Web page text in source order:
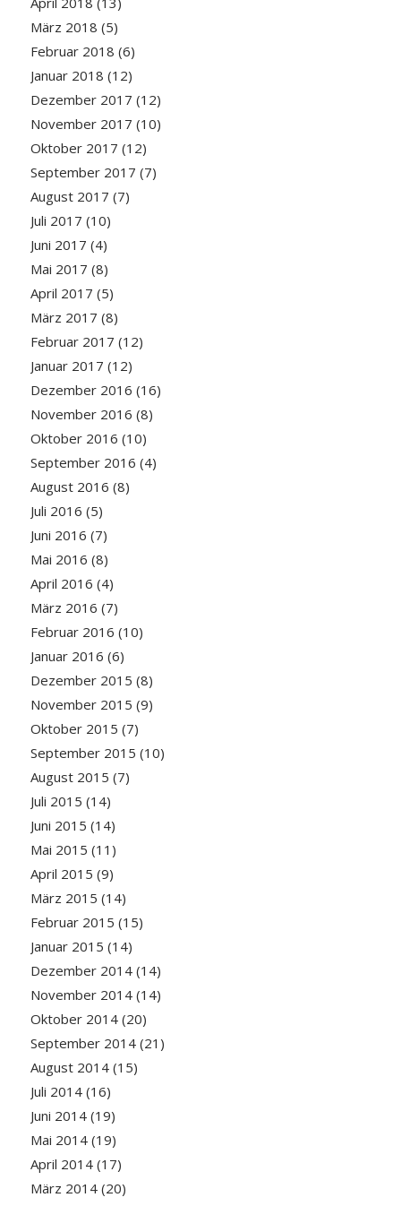
März 2018 (5)
Februar 2018 (6)
Januar 2018 (12)
Dezember 2017 (12)
November 2017 (10)
Oktober 2017 (12)
September 2017 (7)
August 2017 (7)
Juli 2017 (10)
Juni 2017 (4)
Mai 2017 (8)
April 2017 (5)
März 2017 (8)
Februar 2017 (12)
Januar 2017 (12)
Dezember 2016 (16)
November 2016 (8)
Oktober 2016 (10)
September 2016 (4)
August 2016 (8)
Juli 2016 (5)
Juni 2016 (7)
Mai 2016 (8)
April 2016 (4)
März 2016 (7)
Februar 2016 (10)
Januar 2016 (6)
Dezember 2015 (8)
November 2015 (9)
Oktober 2015 (7)
September 2015 (10)
August 2015 (7)
Juli 2015 (14)
Juni 2015 (14)
Mai 2015 (11)
April 2015 (9)
März 2015 (14)
Februar 2015 (15)
Januar 2015 (14)
Dezember 2014(14)
November 2014(14)
Oktober 2014(20)
September 2014(21)
August 2014(15)
Juli 2014(16)
Juni 2014(19)
Mai 2014(19)
April 2014(17)
März 2014(20)